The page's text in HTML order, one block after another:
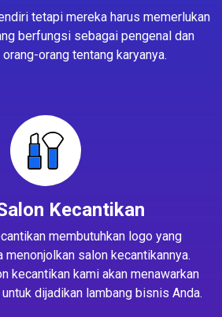
tetapi mereka harus memerlukan
berfungsi sebagai pengenal dan
orang tentang karyanya.
Kecantikan
membutuhkan logo yang
menonjolkan salon kecantikannya.
kecantikan kami akan menawarkan
dijadikan lambang bisnis Anda.